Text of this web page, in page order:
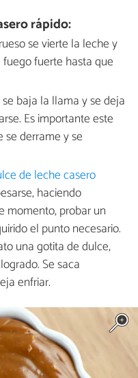
rápido:
se vierte la leche y
fuerte hasta que
baja la llama y se deja
Es importante este
derrame y se
de leche casero
haciendo
momento, probar un
el punto necesario.
una gotita de dulce,
Se saca
enfriar.